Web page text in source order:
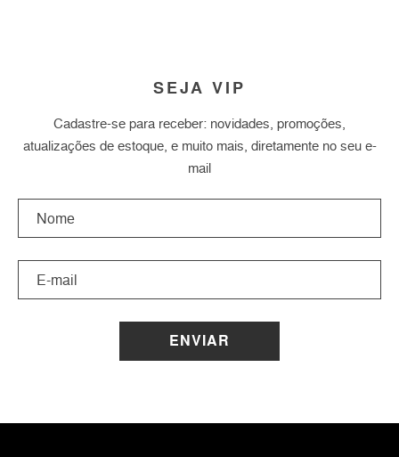
SEJA VIP
Cadastre-se para receber: novidades, promoções,
atualizações de estoque, e muito mais, diretamente no seu e-
mail
ENVIAR